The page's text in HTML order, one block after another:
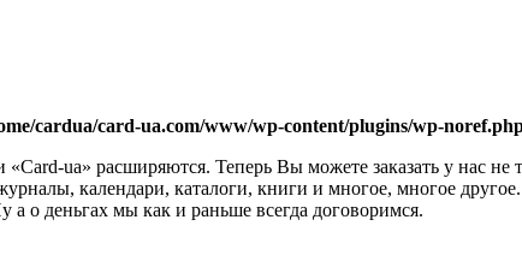
cardua/card-ua.com/www/wp-content/plugins/wp-
ua» расширяются. Теперь Вы можете заказать у нас не
календари, каталоги, книги и многое, многое
о деньгах мы как и раньше всегда договоримся.